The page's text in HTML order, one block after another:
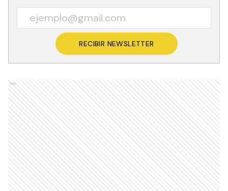
RECIBIR NEWSLETTER
Ads